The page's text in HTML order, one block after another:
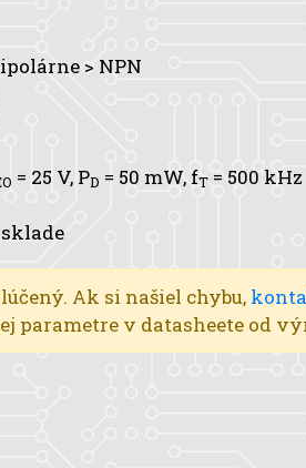
> NPN
= 25 V, PD = 50 mW, fT = 500 kHz
Ak si našiel chybu,
parametre v datasheete od